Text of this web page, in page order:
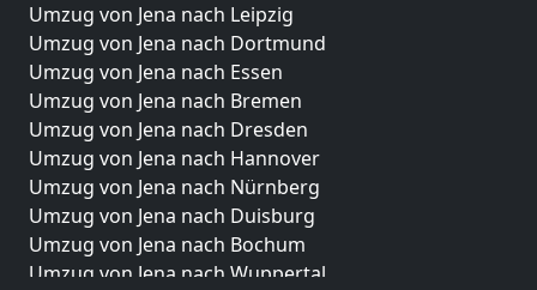
Umzug von Jena nach Leipzig
Umzug von Jena nach Dortmund
Umzug von Jena nach Essen
Umzug von Jena nach Bremen
Umzug von Jena nach Dresden
Umzug von Jena nach Hannover
Umzug von Jena nach Nürnberg
Umzug von Jena nach Duisburg
Umzug von Jena nach Bochum
Umzug von Jena nach Wuppertal